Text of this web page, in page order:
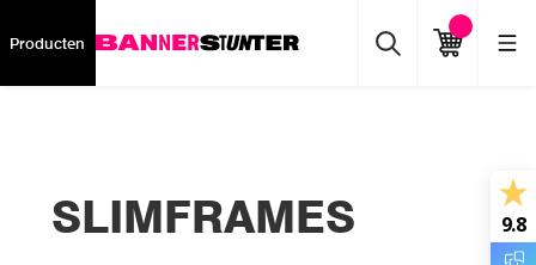
Producten
SLIMFRAMES 9.8